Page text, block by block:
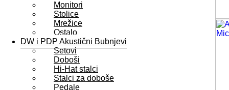
Monitori
Stolice
Mrežice
Ostalo
DW i PDP Akustični Bubnjevi
Setovi
Doboši
Hi-Hat stalci
Stalci za doboše
Pedale